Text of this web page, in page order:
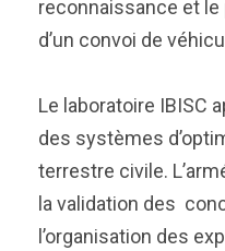
reconnaissance et
d’un convoi de
Le laboratoire IBISC
des systèmes
terrestre civile.
la validation des
l’organisation des